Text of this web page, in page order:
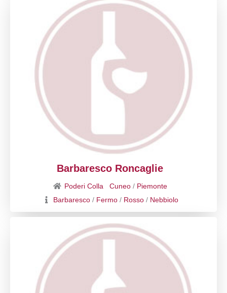
Barbaresco Roncaglie
Poderi Colla Cuneo / Piemonte
Barbaresco / Fermo / Rosso / Nebbiolo